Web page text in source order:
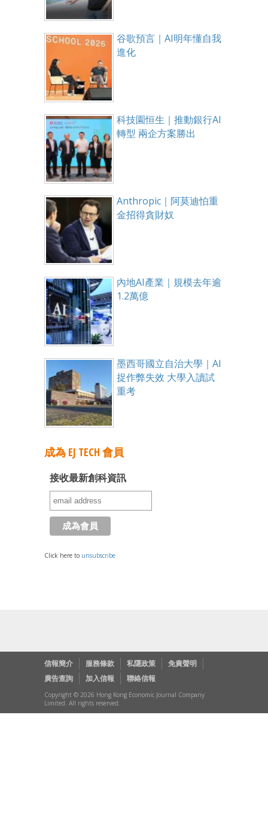
谷歌預言｜AI明年懂自我
進化
科技園恒生｜推動銀行AI
轉型 兩企方案勝出
Anthropic｜阿莫迪怕重
金招得貪財奴
內地AI產業｜規模去年逾
1.2萬億
墨西哥國立自治大學｜AI
捉作弊失效 大學入讀試
重考
成為 EJ TECH 會員
接收最新創科資訊
Click here to unsubscribe
信報簡介 服務條款 私隱政策
免責聲明
廣告查詢
加入信報 聯絡信報
Copyright © 2026 Hong Kong Economic Journal Company
Limited. All rights reserved.